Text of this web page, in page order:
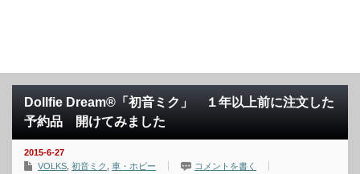
Dollfie Dream®「初音ミク」 １年以上前に注文した
予約品 開けてみました
2015-6-27
VOLKS 初音ミク 車・ホビー
コメントを書く